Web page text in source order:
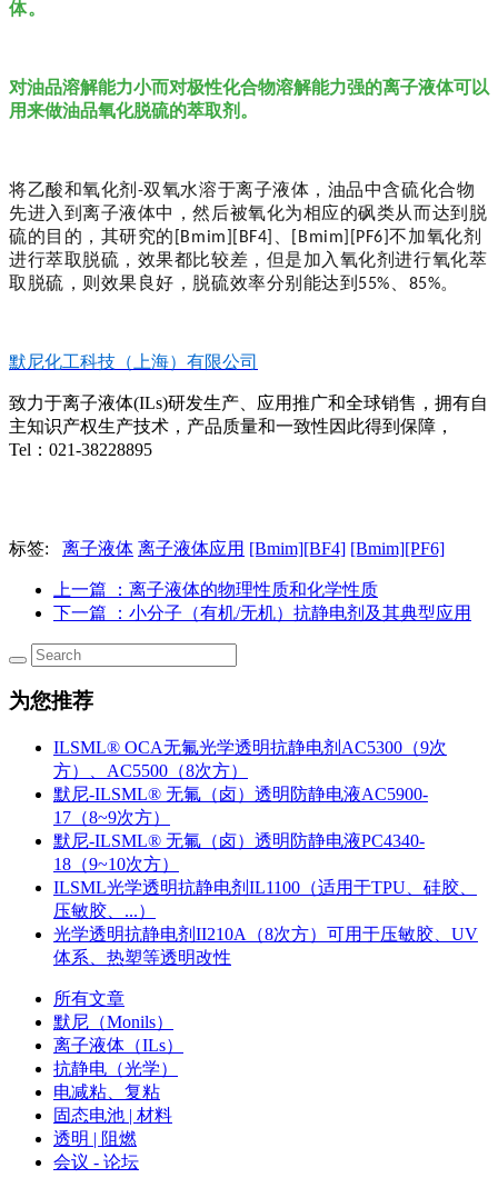
体。
对油品溶解能力小而对极性化合物溶解能力强的离子液体可以
用来做油品氧化脱硫的萃取剂。
将乙酸和氧化剂 -双氧水溶于离子液体，油品中含硫化合物
先进入到离子液体中，然后被氧化为相应的砜类从而达到脱
硫的目的，其研究的 [Bmim][BF4] [Bmim][PF6]不加氧化剂
进行萃取脱硫，效果都比较差，但是加入氧化剂进行氧化萃
取脱硫，则效果良好，脱硫效率分别能达到 55% 85%。
默尼化工科技（上海）有限公司
致力于离子液体(ILs)研发生产、应用推广和全球销售，拥有自
主知识产权生产技术，产品质量和一致性因此得到保障，
Tel：021-38228895
标签: 离子液体 离子液体应用 [Bmim][BF4] [Bmim][PF6]
上一篇
：离子液体的物理性质和化学性质
下一篇
：小分子（有机/无机）抗静电剂及其典型应用
为您推荐
ILSML® OCA无氟光学透明抗静电剂AC5300（9次
方）、AC5500（8次方）
默尼-ILSML® 无氟（卤）透明防静电液AC5900-
17（8~9次方）
默尼-ILSML® 无氟（卤）透明防静电液PC4340-
18（9~10次方）
ILSML光学透明抗静电剂IL1100（适用于TPU、硅胶、
压敏胶、...）
光学透明抗静电剂II210A（8次方）可用于压敏胶、UV
体系、热塑等透明改性
所有文章
默尼（Monils）
离子液体（ILs）
抗静电（光学）
电减粘、复粘
固态电池 | 材料
透明 | 阻燃
会议 - 论坛